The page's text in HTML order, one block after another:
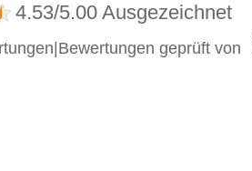
4.53/5.00 Ausgezeichnet
Bewertungen geprüft von